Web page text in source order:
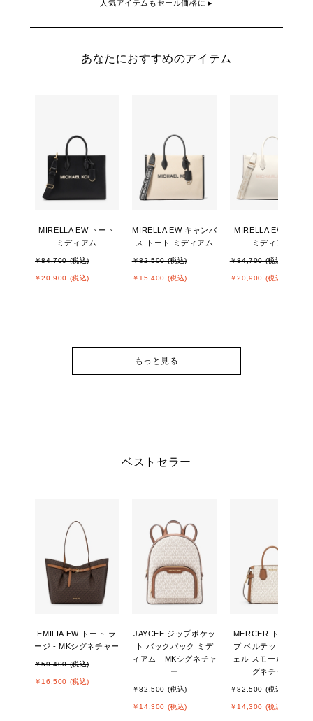
人気アイテムもセール価格に ▸
あなたにおすすめのアイテム
MIRELLA EW トート
ミディアム
￥84,700 (税込)
￥20,900 (税込)
MIRELLA EW キャンバ
ス トート ミディアム
￥82,500 (税込)
￥15,400 (税込)
MIRELLA EW トート
ミディアム
￥84,700 (税込)
￥20,900 (税込)
もっと見る
ベストセラー
EMILIA EW トート ラ
ージ - MKシグネチャー
￥59,400 (税込)
￥16,500 (税込)
JAYCEE ジップポケッ
ト バックパック ミデ
ィアム - MKシグネチャ
ー
￥82,500 (税込)
￥14,300 (税込)
MERCER トップジッ
プ ベルテッド サッチ
ェル スモール - MKシ
グネチャー
￥82,500 (税込)
￥14,300 (税込)